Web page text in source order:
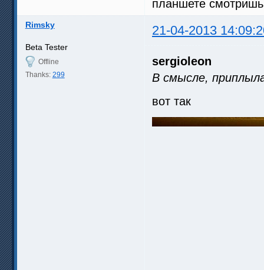
планшете
Rimsky 21-04-2013
Beta Tester
Offline
Thanks: 299
sergioleon
В смысле,
вот так